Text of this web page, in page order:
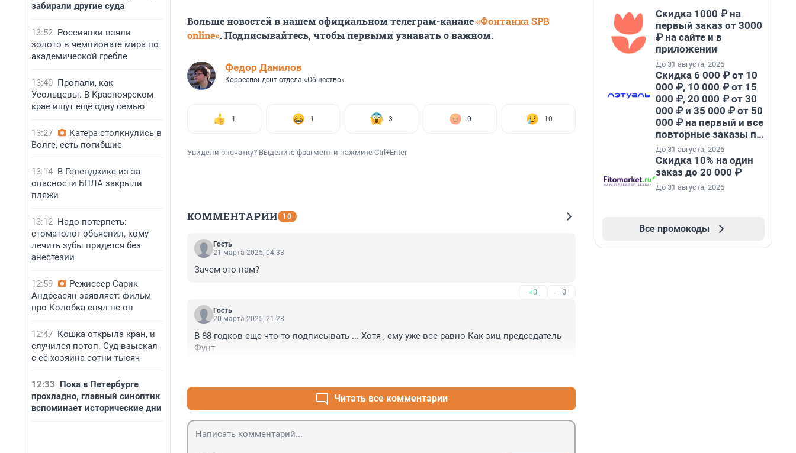
забирали другие суда
13:52 Россиянки взяли
золото в чемпионате мира по
академической гребле
13:40 Пропали, как
Усольцевы. В Красноярском
крае ищут ещё одну семью
13:27
Катера столкнулись в
Волге, есть погибшие
13:14 В Геленджике из-за
опасности БПЛА закрыли
пляжи
13:12 Надо потерпеть:
стоматолог объяснил, кому
лечить зубы придется без
анестезии
12:59
Режиссер Сарик
Андреасян заявляет: фильм
про Колобка снял не он
12:47 Кошка открыла кран, и
случился потоп. Суд взыскал
с её хозяина сотни тысяч
12:33 Пока в Петербурге
прохладно, главный синоптик
вспоминает исторические дни
Больше новостей в нашем официальном телеграм-канале«Фонтанка SPB
online». Подписывайтесь, чтобы первыми узнавать о важном.
Федор Данилов
Корреспондент отдела «Общество»
1 1 3 0 10
Увидели опечатку? Выделите фрагмент и нажмите Ctrl+Enter
КОММЕНТАРИИ 10
Гость
21 марта 2025, 04:33
Зачем это нам?
+0 –0
Гость
20 марта 2025, 21:28
В 88 годков еще что-то подписывать ... Хотя , ему уже все равно Как зиц-председатель
Фунт
Читать все комментарии
Скидка 1000 ₽ на
первый заказ от 3000
₽ на сайте и в
приложении
До 31 августа, 2026
Скидка 6 000 ₽ от 10
000 ₽, 10 000 ₽ от 15
000 ₽, 20 000 ₽ от 30
000 ₽ и 35 000 ₽ от 50
000 ₽ на первый и все
повторные заказы по
промокоду НАБЕРИ
До 31 августа, 2026
Скидка 10% на один
заказ до 20 000 ₽
До 31 августа, 2026
Все промокоды